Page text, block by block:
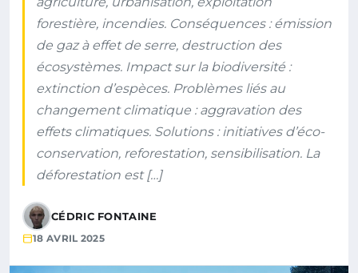
forestière, incendies. Conséquences : émission
de gaz à effet de serre, destruction des
écosystèmes. Impact sur la biodiversité :
extinction d’espèces. Problèmes liés au
changement climatique : aggravation des
effets climatiques. Solutions : initiatives d’éco-
conservation, reforestation, sensibilisation. La
déforestation est […]
CÉDRIC FONTAINE
18 AVRIL 2025